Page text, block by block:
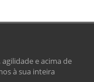
e acima de
à sua inteira